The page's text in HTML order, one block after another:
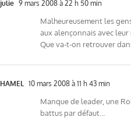
julie 9 mars 2008 à 22 h 50 min
Malheureusement les
aux alençonnais avec leur
Que va-t-on retrouver
HAMEL 10 mars 2008 à 11 h 43 min
Manque de leader, une
battus par défaut…